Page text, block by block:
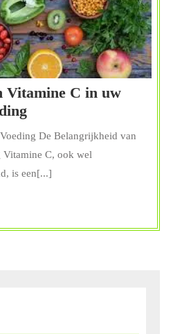
Vitamine C in uw
Het
van
Vitamine
C
Dagelijkse
De Belangrijkheid van
C, ook wel
is een[...]